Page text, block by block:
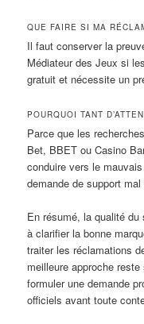
QUE FAIRE SI MA
Il faut conserver la
Médiateur des Jeux si
gratuit et nécessite un
POURQUOI TANT
Parce que les
Bet, BBET ou Casino
conduire vers le
demande de support
En résumé, la qualité
à clarifier la bonne
traiter les réclamations
meilleure approche
formuler une demande
officiels avant toute